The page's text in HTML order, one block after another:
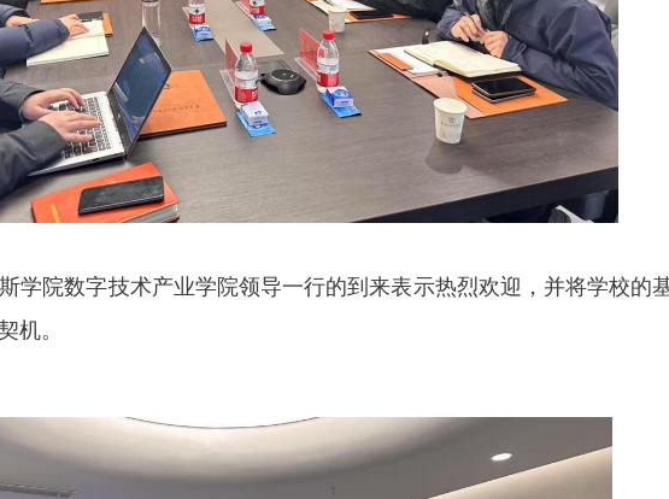
学院数字技术产业学院领导一行的到来表示热烈欢迎，并将学校的
机。